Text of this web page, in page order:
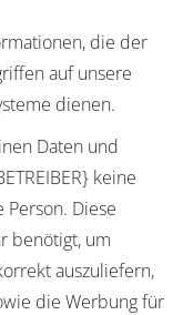
die der
auf unsere
dienen.
Daten und
keine
Diese
benötigt, um
auszuliefern,
die Werbung für